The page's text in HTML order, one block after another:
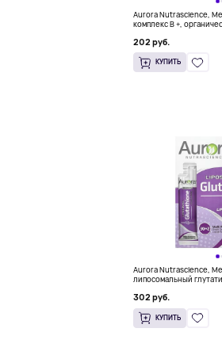
Aurora Nutrascience,
комплекс B +,
202 руб.
КУПИТЬ
Aurora Nutrascience,
липосомальный
302 руб.
КУПИТЬ